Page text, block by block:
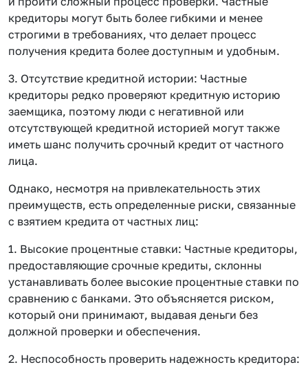
кредиторы могут быть более гибкими и менее
строгими в требованиях, что делает процесс
получения кредита более доступным и удобным.
3. Отсутствие кредитной истории: Частные
кредиторы редко проверяют кредитную историю
заемщика, поэтому люди с негативной или
отсутствующей кредитной историей могут также
иметь шанс получить срочный кредит от частного
лица.
Однако, несмотря на привлекательность этих
преимуществ, есть определенные риски, связанные
с взятием кредита от частных лиц:
1. Высокие процентные ставки: Частные кредиторы,
предоставляющие срочные кредиты, склонны
устанавливать более высокие процентные ставки по
сравнению с банками. Это объясняется риском,
который они принимают, выдавая деньги без
должной проверки и обеспечения.
2. Неспособность проверить надежность кредитора: